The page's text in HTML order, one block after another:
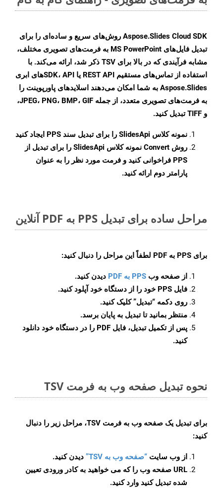
Aspose.Slides Cloud SDK روش‌های سریع و ساده‌ای را برای
تبدیل فایل‌های MS PowerPoint به فرمت‌های تصویری مختلف،
مشابه فرآیندی که در بالا برای TSV ذکر شد، ارائه می‌کند. با
استفاده از تماس‌های مستقیم REST API یا SDK، APIهای ابری
Aspose.Slides به شما امکان می‌دهند اسلایدهای پاورپوینت را
به فرمت‌های تصویری متعدد، از جمله JPEG، PNG، BMP، GIF،
و TIFF تبدیل کنید.
نمونه کلاس SlidesApi را برای تبدیل سند PPS ایجاد کنید
روش Convert
نمونه کلاس SlidesApi را برای تبدیل از
PPS فراخوانی کنید و فرمت مورد نظر را به عنوان
پارامتر دوم ارائه کنید.
مراحل ساده برای تبدیل PPS به PDF آنلاین
برای PPS به PDF لطفاً این مراحل را دنبال کنید:
از صفحه وب PPS به PDF
دیدن کنید.
فایل PPS خود را از دستگاه خود آپلود کنید.
روی دکمه “تبدیل”کلیک کنید.
منتظر بمانید تا تبدیل به پایان برسد.
پس از تکمیل تبدیل، فایل PDF را در دستگاه خود دانلود
کنید.
نحوه تبدیل صفحه وب به فرمت TSV
برای تبدیل یک صفحه وب به فرمت TSV، مراحل زیر را دنبال
کنید:
از وب سایت “صفحه وب به TSV”
دیدن کنید.
URL صفحه وب را که می خواهید به کادر ورودی تعیین
شده تبدیل کنید وارد کنید.